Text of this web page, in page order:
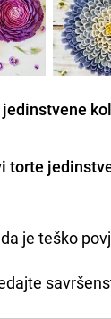
torte
je teško